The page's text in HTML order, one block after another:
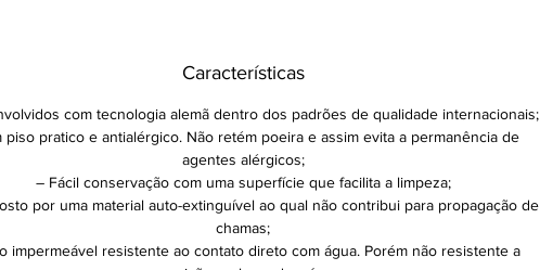
Dilatação
que seria uma movimentação aceitável que se expandiria a
peça para 916,69mm que estaria dentro da norma.
Características
com tecnologia alemã dentro dos padrões de qualidade internacionais;
piso pratico e antialérgico. Não retém poeira e assim evita a permanência de
agentes alérgicos;
– Fácil conservação com uma superfície que facilita a limpeza;
por uma material auto-extinguível ao qual não contribui para propagação de
chamas;
impermeável resistente ao contato direto com água. Porém não resistente a